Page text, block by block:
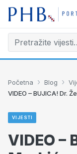
Početna › Blog ›
VIDEO – BUJICA! Dr.
VIJESTI
VIDEO –